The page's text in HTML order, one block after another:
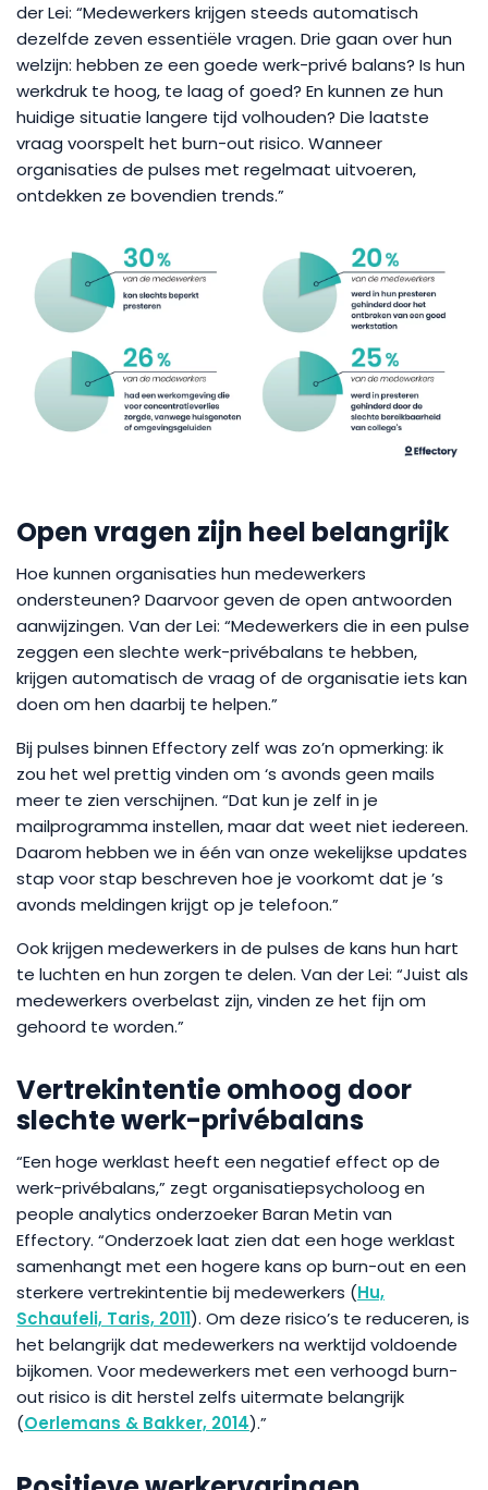
der Lei: “Medewerkers krijgen steeds automatisch
dezelfde zeven essentiële vragen. Drie gaan over hun
welzijn: hebben ze een goede werk-privé balans? Is hun
werkdruk te hoog, te laag of goed? En kunnen ze hun
huidige situatie langere tijd volhouden? Die laatste
vraag voorspelt het burn-out risico. Wanneer
organisaties de pulses met regelmaat uitvoeren,
ontdekken ze bovendien trends.”
Open vragen zijn heel belangrijk
Hoe kunnen organisaties hun medewerkers
ondersteunen? Daarvoor geven de open antwoorden
aanwijzingen. Van der Lei: “Medewerkers die in een pulse
zeggen een slechte werk-privébalans te hebben,
krijgen automatisch de vraag of de organisatie iets kan
doen om hen daarbij te helpen.”
Bij pulses binnen Effectory zelf was zo’n opmerking: ik
zou het wel prettig vinden om ‘s avonds geen mails
meer te zien verschijnen. “Dat kun je zelf in je
mailprogramma instellen, maar dat weet niet iedereen.
Daarom hebben we in één van onze wekelijkse updates
stap voor stap beschreven hoe je voorkomt dat je ’s
avonds meldingen krijgt op je telefoon.”
Ook krijgen medewerkers in de pulses de kans hun hart
te luchten en hun zorgen te delen. Van der Lei: “Juist als
medewerkers overbelast zijn, vinden ze het fijn om
gehoord te worden.”
Vertrekintentie omhoog door
slechte werk-privébalans
“Een hoge werklast heeft een negatief effect op de
werk-privébalans,” zegt organisatiepsycholoog en
people analytics onderzoeker Baran Metin van
Effectory. “Onderzoek laat zien dat een hoge werklast
samenhangt met een hogere kans op burn-out en een
sterkere vertrekintentie bij medewerkers (Hu,
Schaufeli, Taris, 2011). Om deze risico’s te reduceren, is
het belangrijk dat medewerkers na werktijd voldoende
bijkomen. Voor medewerkers met een verhoogd burn-
out risico is dit herstel zelfs uitermate belangrijk
(Oerlemans & Bakker, 2014).”